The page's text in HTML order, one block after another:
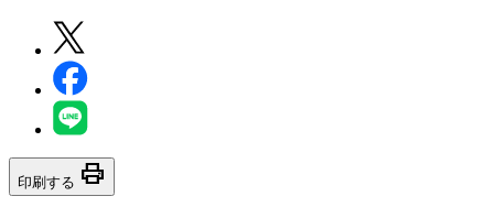
印刷する print